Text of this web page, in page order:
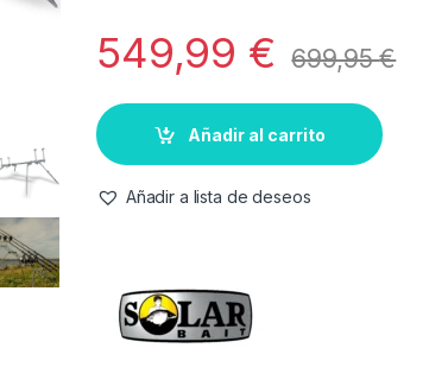
549,99 € 699,95€
Añadir al carrito
Añadir a lista de deseos